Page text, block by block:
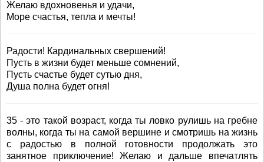
Желаю вдохновенья и удачи,
Море счастья, тепла и мечты!
Радости! Кардинальных свершений!
Пусть в жизни будет меньше сомнений,
Пусть счастье будет сутью дня,
Душа полна будет огня!
35 - это такой возраст, когда ты ловко рулишь на гребне
волны, когда ты на самой вершине и смотришь на жизнь
с радостью в полной готовности продолжать это
занятное приключение! Желаю и дальше впечатлять